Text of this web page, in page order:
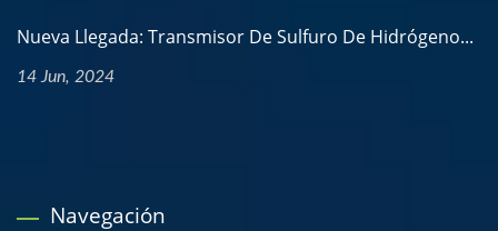
Nueva Llegada: Transmisor De Sulfuro De Hidrógeno...
14 Jun, 2024
Navegación